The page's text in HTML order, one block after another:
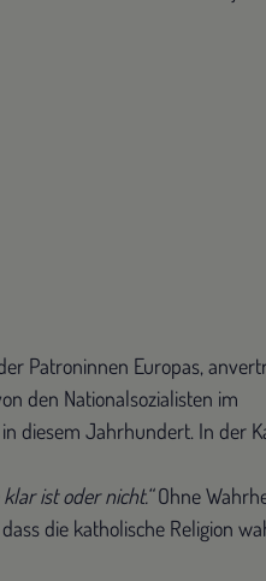
Patroninnen Europas,
den Nationalsozialisten im
diesem Jahrhundert. In der
ist oder nicht.“Ohne
die katholische Religion